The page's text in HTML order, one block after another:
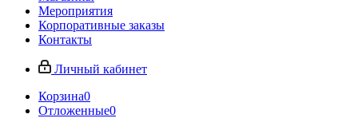
Мероприятия
Корпоративные заказы
Контакты
Личный кабинет
Корзина0
Отложенные0